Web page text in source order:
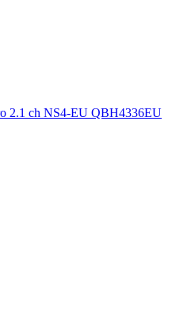
2.1 ch NS4-EU QBH4336EU